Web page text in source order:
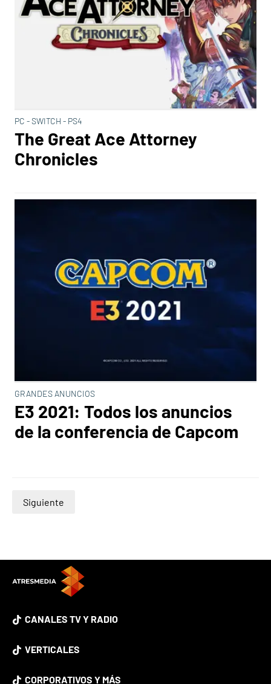
PC - SWITCH - PS4
The Great Ace Attorney
Chronicles
GRANDES ANUNCIOS
E3 2021: Todos los anuncios
de la conferencia de Capcom
Siguiente
CANALES TV Y RADIO
VERTICALES
CORPORATIVOS Y MÁS